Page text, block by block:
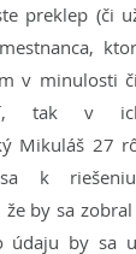
preklep (či
v minulosti
tak v
Mikuláš 27
k
by sa
údaju by sa